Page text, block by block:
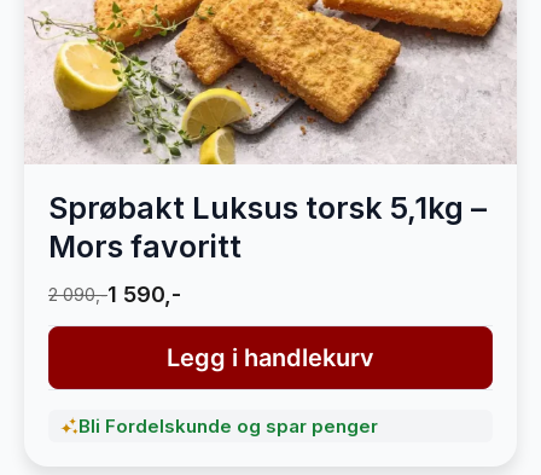
Sprøbakt Luksus torsk 5,1kg –
Mors favoritt
2 090,-1 590,-
Legg i handlekurv
Bli Fordelskunde og spar penger